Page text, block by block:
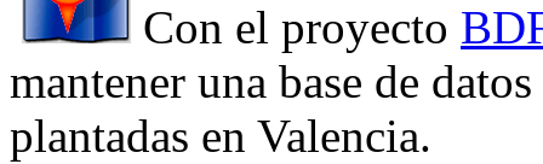
Con el proyecto
mantener una base de
plantadas en Valencia.